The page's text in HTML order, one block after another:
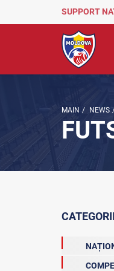
SUPPORT
MAIN / NEWS
CATEGORII